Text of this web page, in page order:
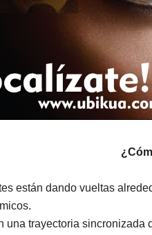
están dando vueltas
una trayectoria sincronizada